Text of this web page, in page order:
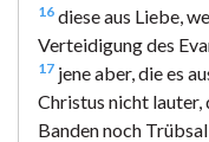
16 diese aus Liebe,
Verteidigung des
17 jene aber, die es
Christus nicht lauter,
Banden noch